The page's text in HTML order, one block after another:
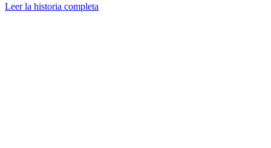
Leer la historia completa